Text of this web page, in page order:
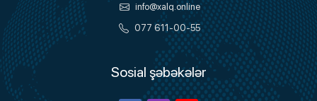
info@xalq.online
077 611-00-55
Sosial şəbəkələr